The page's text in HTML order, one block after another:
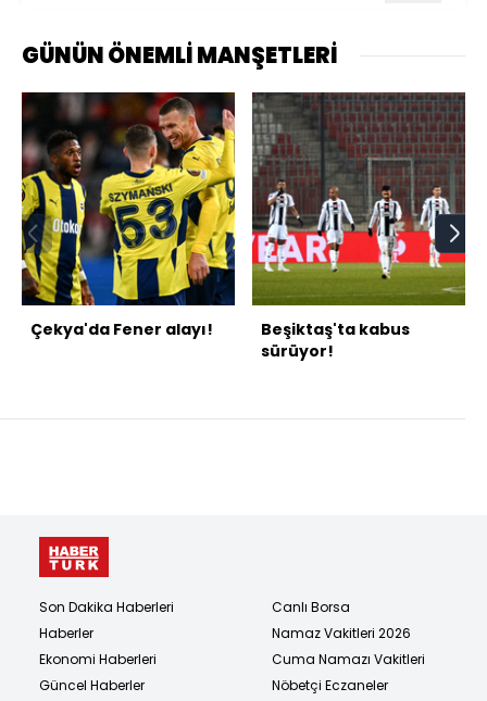
GÜNÜN ÖNEMLİ MANŞETLERİ
Çekya'da Fener alayı!
Beşiktaş'ta kabus
sürüyor!
Son Dakika Haberleri
Haberler
Ekonomi Haberleri
Güncel Haberler
Canlı Borsa
Namaz Vakitleri 2026
Cuma Namazı Vakitleri
Nöbetçi Eczaneler